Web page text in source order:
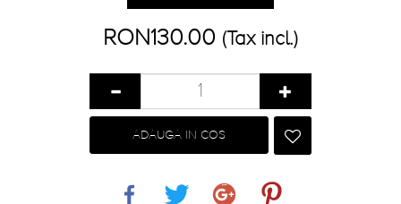
RON130.00 (Tax incl.)
ADAUGA IN COS